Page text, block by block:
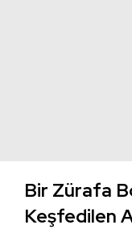
Bir Zürafa
Keşfedilen